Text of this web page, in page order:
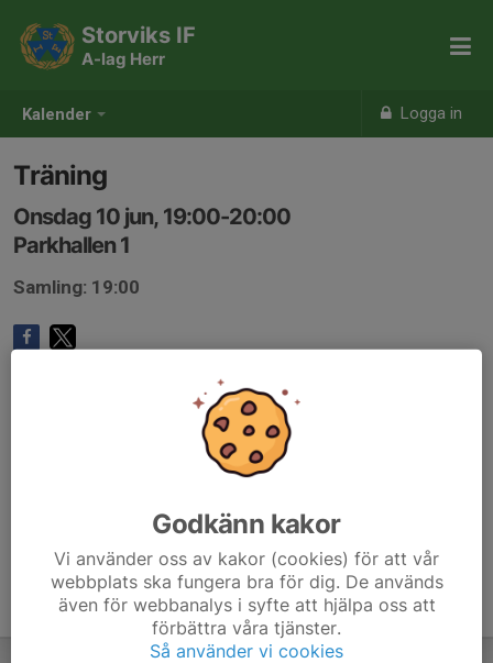
Kalender Logga in
Storviks IF
A-lag Herr
Träning
Onsdag 10 jun, 19:00-20:00
Parkhallen 1
Samling: 19:00
Godkänn kakor
Vi använder oss av kakor (cookies) för att vår
webbplats ska fungera bra för dig. De används
även för webbanalys i syfte att hjälpa oss att
förbättra våra tjänster.
Så använder vi cookies